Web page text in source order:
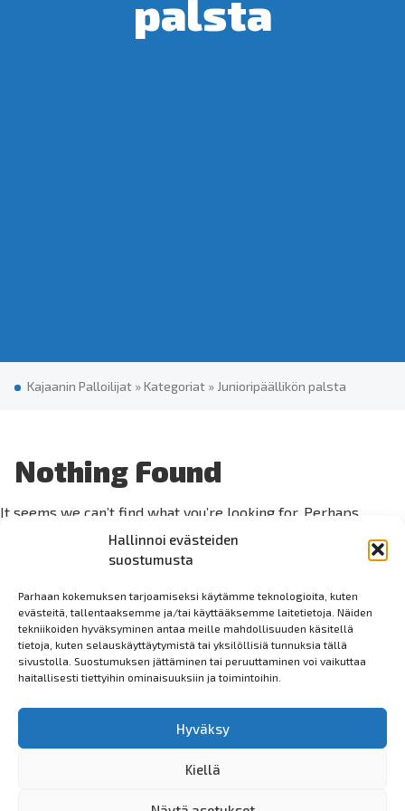
Hallinnoi evästeiden
suostumusta
Parhaan kokemuksen tarjoamiseksi käytämme teknologioita, kuten
evästeitä, tallentaaksemme ja/tai käyttääksemme laitetietoja. Näiden
tekniikoiden hyväksyminen antaa meille mahdollisuuden käsitellä
tietoja, kuten selauskäyttäytymistä tai yksilöllisiä tunnuksia tällä
sivustolla. Suostumuksen jättäminen tai peruuttaminen voi vaikuttaa
haitallisesti tiettyihin ominaisuuksiin ja toimintoihin.
Hyväksy
Kiellä
pals­ta
Kajaanin Palloilijat »Ka­te­go­riat » Ju­nio­ri­pääl­li­kön pals­ta
Nothing Found
It seems we can’t find what you’re looking for. Perhaps
searching can help.